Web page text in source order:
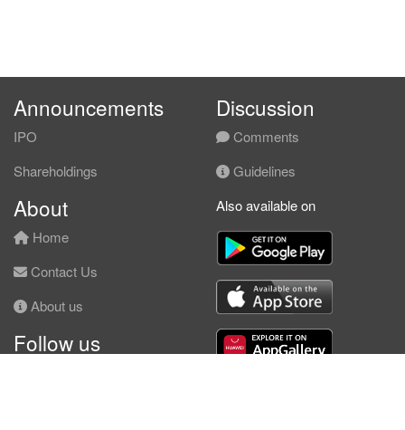
Announcements
IPO
Shareholdings
Discussion
Comments
Guidelines
About
Home
Contact Us
About us
Follow us
Also available on